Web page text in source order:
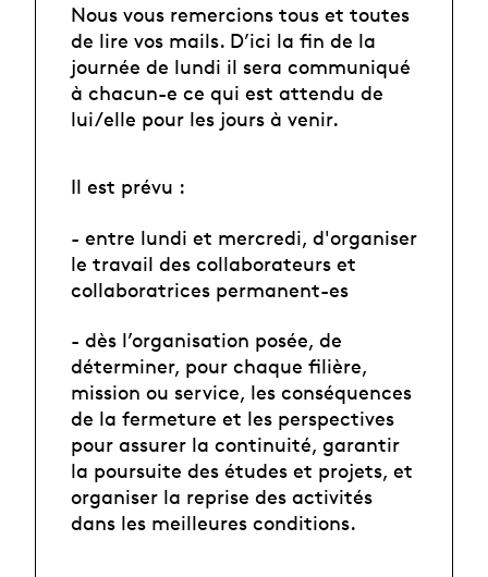
Nous vous remercions tous et toutes
de lire vos mails. D’ici la fin de la
journée de lundi il sera communiqué
à chacun-e ce qui est attendu de
lui/elle pour les jours à venir.
Il est prévu :
- entre lundi et mercredi, d'organiser
le travail des collaborateurs et
collaboratrices permanent-es
- dès l’organisation posée, de
déterminer, pour chaque filière,
mission ou service, les conséquences
de la fermeture et les perspectives
pour assurer la continuité, garantir
la poursuite des études et projets, et
organiser la reprise des activités
dans les meilleures conditions.